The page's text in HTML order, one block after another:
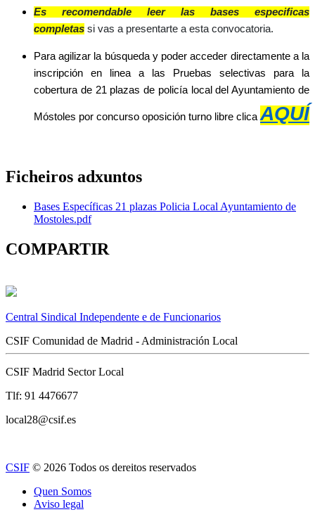
Es recomendable leer las bases especificas
completas si vas a presentarte a esta convocatoria.
Para agilizar la búsqueda y poder acceder directamente a la
inscripción en linea a las Pruebas selectivas para la
cobertura de 21 plazas de policía local del Ayuntamiento de
Móstoles por concurso oposición turno libre clica AQUÍ
Ficheiros adxuntos
Bases Específicas 21 plazas Policia Local Ayuntamiento de
Mostoles.pdf
COMPARTIR
Central Sindical Independente e de Funcionarios
CSIF Comunidad de Madrid - Administración Local
CSIF Madrid Sector Local
Tlf: 91 4476677
local28@csif.es
CSIF © 2026 Todos os dereitos reservados
Quen Somos
Aviso legal